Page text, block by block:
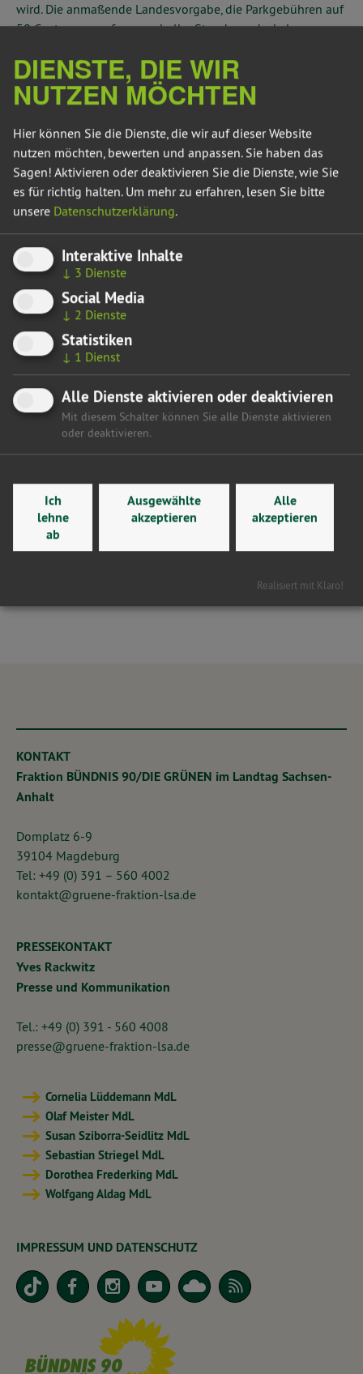
wird. Die anmaßende Landesvorgabe, die Parkgebühren auf
50 Cent pro angefangene halbe Stunde zu deckeln, muss
regierungstragenden Fraktionen heute nicht dazu
positioniert. Das Thema wird erst am 22. April wieder auf
der Tagesordnung stehen. Wir erwarten, dass spätestens in
diesem Ausschuss eine Beschlussempfehlung
verabschiedet wird, damit noch im ersten Halbjahr 2022 die
Deckelung abgeschafft wird“, fordert Cornelia Lüddemann,
Sprecherin für Mobilität der grünen Landtagsfraktion.
„In der Diskussion wurde deutlich, dass die Städte und
Gemeinden damit ein klares Ziel haben: die Verkehrsströme
besser lenken zu können und den öffentlichen Raum mehr
gestalten zu können. Alle versicherten, die Parkgebühren
die kommunalen Parlamente, dass sie alle Interessen
berücksichtigen werden. Deshalb müssen sich die
regierungstragenden Fraktionen die Frage stellen, ob sie
den Kommunen vertrauen oder nicht. Wenn ja, dann steht
einer Streichung dieser uralten Deckelung als
Hier gelangen Sie zurück zur Übersicht
KONTAKT
Fraktion BÜNDNIS 90/DIE GRÜNEN im Landtag Sachsen-
Anhalt
Domplatz 6-9
39104 Magdeburg
Tel: +49 (0) 391 – 560 4002
kontakt@gruene-fraktion-lsa.de
PRESSEKONTAKT
Yves Rackwitz
Presse und Kommunikation
Tel.: +49 (0) 391 - 560 4008
presse@gruene-fraktion-lsa.de
Cornelia Lüddemann MdL
Olaf Meister MdL
Susan Sziborra-Seidlitz MdL
Sebastian Striegel MdL
Dorothea Frederking MdL
Wolfgang Aldag MdL
IMPRESSUM UND DATENSCHUTZ
DIENSTE, DIE WIR
NUTZEN MÖCHTEN
Hier können Sie die Dienste, die wir auf dieser Website
nutzen möchten, bewerten und anpassen. Sie haben das
Sagen! Aktivieren oder deaktivieren Sie die Dienste, wie Sie
es für richtig halten. Um mehr zu erfahren, lesen Sie bitte
unsere Datenschutzerklärung.
Interaktive Inhalte
↓ 3 Dienste
Social Media
↓ 2 Dienste
Statistiken
↓ 1 Dienst
Alle Dienste aktivieren oder deaktivieren
Mit diesem Schalter können Sie alle Dienste aktivieren
oder deaktivieren.
Ich
lehne
ab
Ausgewählte
akzeptieren
Alle
akzeptieren
Realisiert mit Klaro!